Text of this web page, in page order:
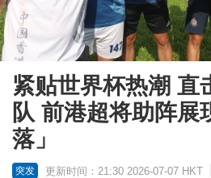
紧贴世界杯热潮 直
队 前港超将助阵展
落」
突发 更新时间：21:30 2026-07-07 HKT